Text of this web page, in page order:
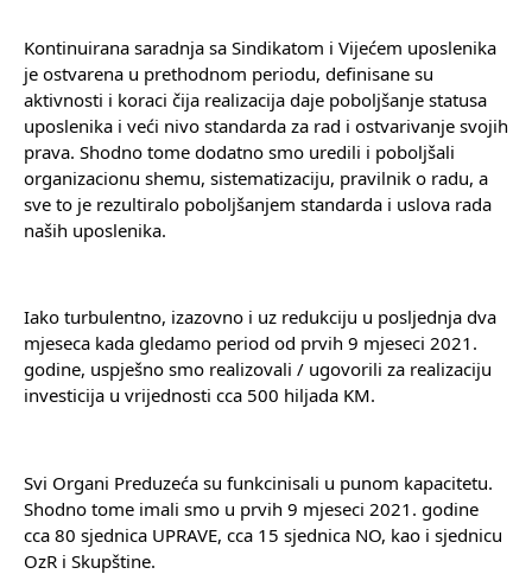
Kontinuirana saradnja sa Sindikatom i Vijećem uposlenika
je ostvarena u prethodnom periodu, definisane su
aktivnosti i koraci čija realizacija daje poboljšanje statusa
uposlenika i veći nivo standarda za rad i ostvarivanje svojih
prava. Shodno tome dodatno smo uredili i poboljšali
organizacionu shemu, sistematizaciju, pravilnik o radu, a
sve to je rezultiralo poboljšanjem standarda i uslova rada
naših uposlenika.
Iako turbulentno, izazovno i uz redukciju u posljednja dva
mjeseca kada gledamo period od prvih 9 mjeseci 2021.
godine, uspješno smo realizovali / ugovorili za realizaciju
investicija u vrijednosti cca 500 hiljada KM.
Svi Organi Preduzeća su funkcinisali u punom kapacitetu.
Shodno tome imali smo u prvih 9 mjeseci 2021. godine
cca 80 sjednica UPRAVE, cca 15 sjednica NO, kao i sjednicu
OzR i Skupštine.